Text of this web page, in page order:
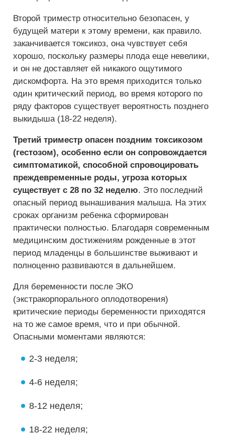
Второй триместр относительно безопасен, у
будущей матери к этому времени, как правило.
заканчивается токсикоз, она чувствует себя
хорошо, поскольку размеры плода еще невелики,
и он не доставляет ей никакого ощутимого
дискомфорта. На это время приходится только
один критический период, во время которого по
ряду факторов существует вероятность позднего
выкидыша (18-22 неделя).
Третий триместр опасен поздним токсикозом
(гестозом), особенно если он сопровождается
симптоматикой, способной спровоцировать
преждевременные роды, угроза которых
существует с 28 по 32 неделю. Это последний
опасный период вынашивания малыша. На этих
сроках организм ребенка сформирован
практически полностью. Благодаря современным
медицинским достижениям рожденные в этот
период младенцы в большинстве выживают и
полноценно развиваются в дальнейшем.
Для беременности после ЭКО
(экстракорпорального оплодотворения)
критические периоды беременности приходятся
на то же самое время, что и при обычной.
Опасными моментами являются:
2-3 неделя;
4-6 неделя;
8-12 неделя;
18-22 неделя;